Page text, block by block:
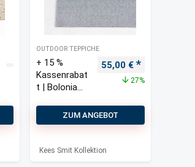
OUTDOOR TEPPICHE
+ 15 %
Kassenrabat
t | Bolonia
Teppich
120×170 cm
Ursprünglicher Preis
55,00 € Aktueller
27%
ZUM ANGEBOT
Kees Smit Kollektion